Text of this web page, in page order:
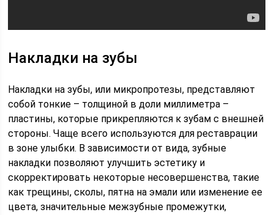
Накладки на зубы
Накладки на зубы, или микропротезы, представляют
собой тонкие – толщиной в доли миллиметра –
пластины, которые прикрепляются к зубам с внешней
стороны. Чаще всего используются для реставрации
в зоне улыбки. В зависимости от вида, зубные
накладки позволяют улучшить эстетику и
скорректировать некоторые несовершенства, такие
как трещины, сколы, пятна на эмали или изменение ее
цвета, значительные межзубные промежутки,